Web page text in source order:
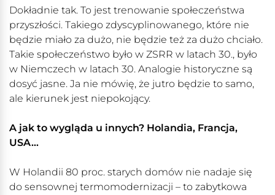
Dokładnie tak. To jest trenowanie społeczeństwa
przyszłości. Takiego zdyscyplinowanego, które nie
będzie miało za dużo, nie będzie też za dużo chciało.
Takie społeczeństwo było w ZSRR w latach 30., było
w Niemczech w latach 30. Analogie historyczne są
dosyć jasne. Ja nie mówię, że jutro będzie to samo,
ale kierunek jest niepokojący.
A jak to wygląda u innych? Holandia, Francja,
USA...
W Holandii 80 proc. starych domów nie nadaje się
do sensownej termomodernizacji – to zabytkowa